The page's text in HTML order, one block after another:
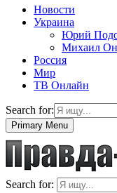
Новости
Украина
Юрий
Михаил
Россия
Мир
ТВ Онлайн
Search for:
Primary Menu
Search for: